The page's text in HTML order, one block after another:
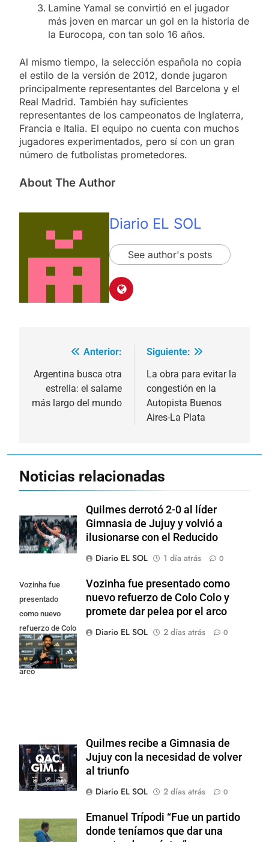
Lamine Yamal se convirtió en el jugador
más joven en marcar un gol en la historia de
la Eurocopa, con tan solo 16 años.
Al mismo tiempo, la selección española no copia
el estilo de la versión de 2012, donde jugaron
principalmente representantes del Barcelona y el
Real Madrid. También hay suficientes
representantes de los campeonatos de Inglaterra,
Francia e Italia. El equipo no cuenta con muchos
jugadores experimentados, pero sí con un gran
número de futbolistas prometedores.
About The Author
Diario EL SOL
See author's posts
Navegación
de
entradas
Anterior:
Argentina busca otra
estrella: el salame
más largo del mundo
Siguiente:
La obra para evitar la
congestión en la
Autopista Buenos
Aires-La Plata
Noticias relacionadas
Quilmes derrotó 2-0 al líder
Gimnasia de Jujuy y volvió a
ilusionarse con el Reducido
Diario EL SOL
1 día atrás 0
Vozinha fue
presentado
como nuevo
refuerzo de Colo
Colo y promete
dar pelea por el
arco
Vozinha fue presentado como
nuevo refuerzo de Colo Colo y
promete dar pelea por el arco
Diario EL SOL
2 días atrás 0
Quilmes recibe a Gimnasia de
Jujuy con la necesidad de volver
al triunfo
Diario EL SOL
2 días atrás 0
Emanuel Trípodi “Fue un partido
donde teníamos que dar una